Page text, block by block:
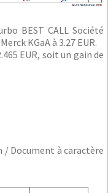
BEST CALL Société
KGaA à 3.27 EUR.
EUR, soit un gain de
/ Document à caractère